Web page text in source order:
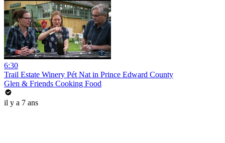
6:30
Trail Estate Winery Pét Nat in Prince Edward County
Glen & Friends Cooking Food
il y a 7 ans